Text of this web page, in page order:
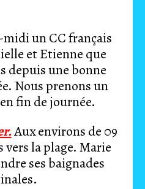
un CC français
et Etienne que
depuis une bonne
Nous prenons un
fin de journée.
Aux environs de 09
la plage. Marie
ses baignades